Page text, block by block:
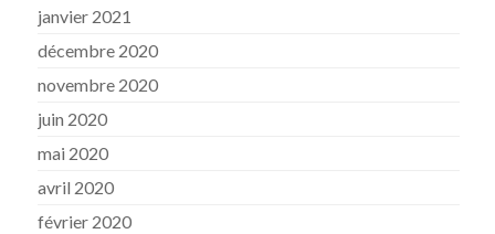
janvier 2021
décembre 2020
novembre 2020
juin 2020
mai 2020
avril 2020
février 2020